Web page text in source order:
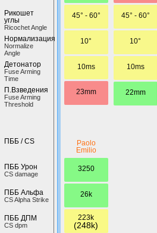
Рикошет
углы
Ricochet Angle
Нормализация
Normalize
Angle
Детонатор
Fuse Arming
Time
П.Взведения
Fuse Arming
Threshold
ПББ / CS
ПББ Урон
CS damage
ПББ Альфа
CS Alpha Strike
ПББ ДПМ
CS dpm
45° - 60°
10°
10ms
23mm
Paolo
Emilio
3250
26k
223k
(248k)
45° - 60°
10°
10ms
22mm